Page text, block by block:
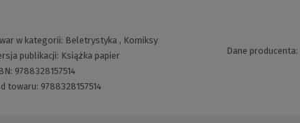
w kategorii: Beletrystyka , Komiksy
publikacji: Książka papier
9788328157514
towaru: 9788328157514
Dane producenta: